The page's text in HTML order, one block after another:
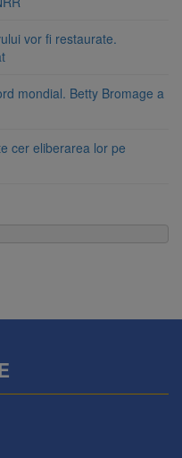
vor fi restaurate.
mondial. Betty Bromage a
cer eliberarea lor pe